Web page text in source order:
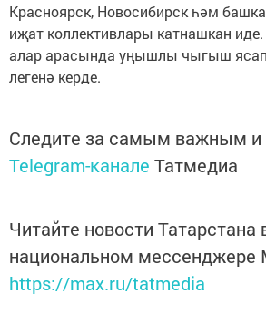
Крас­но­ярск, Но­во­си­бирск һәм
иҗат кол­лек­тив­ла­ры кат­наш­кан
алар ара­сын­да уңыш­лы чы­гыш
ле­ге­нә кер­де.
Следите за самым важным и
Telegram-канале Татмедиа
Читайте новости Татарстана
национальном мессенджере
https://max.ru/tatmedia